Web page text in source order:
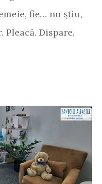
fie… nu știu,
Pleacă. Dispare,